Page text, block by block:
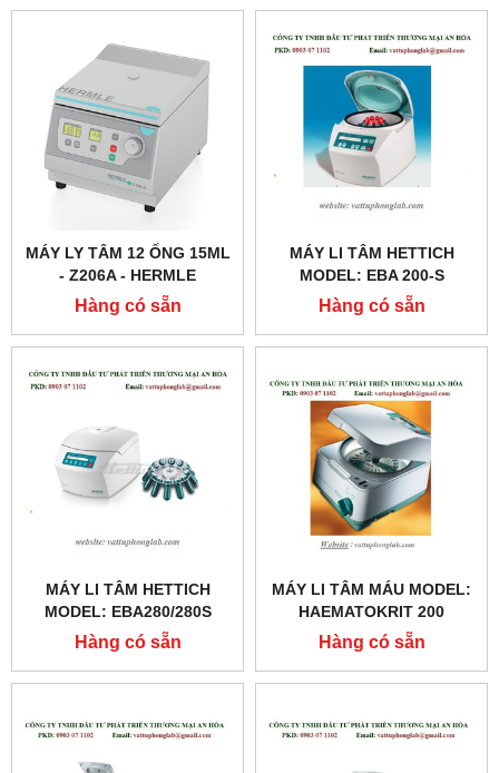
MÁY LY TÂM 12 ỐNG 15ML
- Z206A - HERMLE
Hàng có sẵn
MÁY LI TÂM HETTICH
MODEL: EBA 200-S
Hàng có sẵn
MÁY LI TÂM HETTICH
MODEL: EBA280/280S
Hàng có sẵn
MÁY LI TÂM MÁU MODEL:
HAEMATOKRIT 200
Hàng có sẵn